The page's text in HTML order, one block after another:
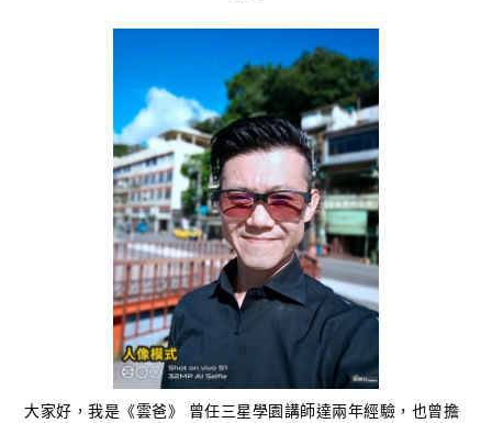
大家好，我是《雲爸》 曾任三星學園講師達兩年經驗，也曾擔